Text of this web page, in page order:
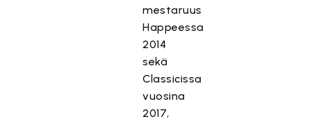
mestaruus
Happeessa
2014
sekä
Classicissa
vuosina
2017,